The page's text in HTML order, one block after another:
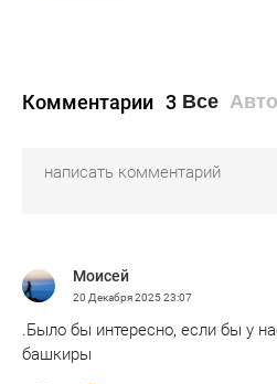
Комментарии 3 Все
Моисей
20 Декабря 202523:07
.Было бы интересно, если бы у
башкиры